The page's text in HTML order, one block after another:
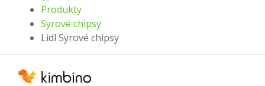
Produkty
Syrové chipsy
Lidl Syrové chipsy